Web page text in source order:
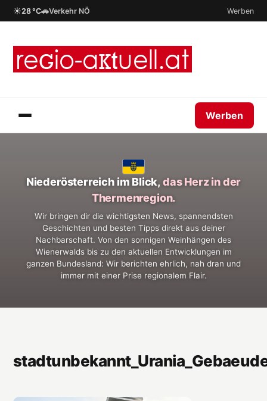
☀28 °C🚗Verkehr NÖ Werben
Werben
Niederösterreich im Blick, das Herz in der
Thermenregion.
Wir bringen dir die wichtigsten News, spannendsten
Geschichten und besten Tipps direkt aus deiner
Nachbarschaft. Von den sonnigen Weinhängen des
Wienerwalds bis zu den aktuellen Entwicklungen im
ganzen Bundesland: Wir berichten ehrlich, nah dran und
immer mit einer Prise regionalem Flair.